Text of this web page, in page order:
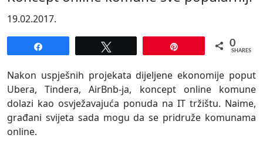
19.02.2017.
0
SHARES
Nakon uspješnih projekata dijeljene ekonomije poput
Ubera, Tindera, AirBnb-ja, koncept online komune
dolazi kao osvježavajuća ponuda na IT tržištu. Naime,
građani svijeta sada mogu da se pridruže komunama
online.